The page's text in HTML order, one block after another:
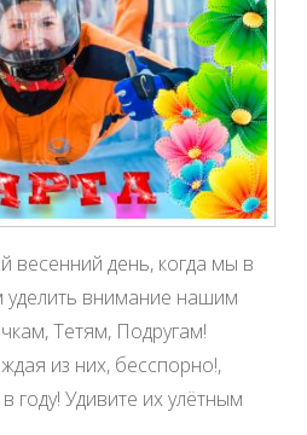
весенний день, когда мы в
внимание нашим
Тетям, Подругам!
из них, бесспорно!,
году! Удивите их улётным